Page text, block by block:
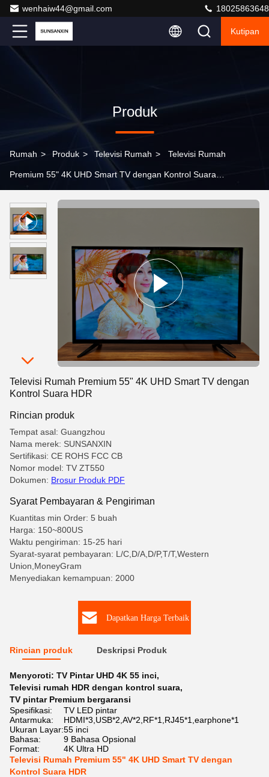
wenhaiw44@gmail.com 18025863648
Kutipan
Produk
Rumah > Produk > Televisi Rumah > Televisi Rumah
Premium 55" 4K UHD Smart TV dengan Kontrol Suara
Televisi Rumah Premium 55" 4K UHD Smart TV dengan
Kontrol Suara HDR
Rincian produk
Tempat asal: Guangzhou
Nama merek: SUNSANXIN
Sertifikasi: CE ROHS FCC CB
Nomor model: TV ZT550
Dokumen: Brosur Produk PDF
Syarat Pembayaran & Pengiriman
Kuantitas min Order: 5 buah
Harga: 150~800US
Waktu pengiriman: 15-25 hari
Syarat-syarat pembayaran: L/C,D/A,D/P,T/T,Western
Union,MoneyGram
Menyediakan kemampuan: 2000
Dapatkan Harga Terbaik
Rincian produk Deskripsi Produk
Menyoroti: TV Pintar UHD 4K 55 inci,
Televisi rumah HDR dengan kontrol suara,
TV pintar Premium bergaransi
Spesifikasi:
TV LED pintar
Antarmuka:
HDMI*3,USB*2,AV*2,RF*1,RJ45*1,earphone*1
Ukuran Layar:55 inci
Bahasa:
9 Bahasa Opsional
Format:
4K Ultra HD
Televisi Rumah Premium 55" 4K UHD Smart TV dengan
Kontrol Suara HDR